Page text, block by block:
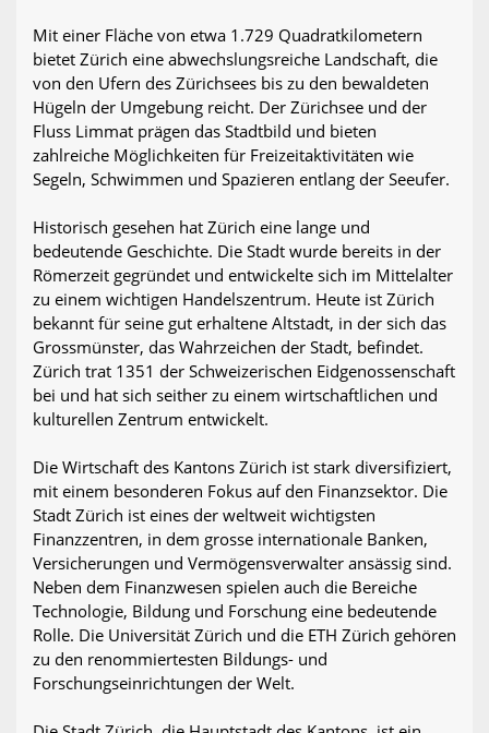
Mit einer Fläche von etwa 1.729 Quadratkilometern
bietet Zürich eine abwechslungsreiche Landschaft, die
von den Ufern des Zürichsees bis zu den bewaldeten
Hügeln der Umgebung reicht. Der Zürichsee und der
Fluss Limmat prägen das Stadtbild und bieten
zahlreiche Möglichkeiten für Freizeitaktivitäten wie
Segeln, Schwimmen und Spazieren entlang der Seeufer.
Historisch gesehen hat Zürich eine lange und
bedeutende Geschichte. Die Stadt wurde bereits in der
Römerzeit gegründet und entwickelte sich im Mittelalter
zu einem wichtigen Handelszentrum. Heute ist Zürich
bekannt für seine gut erhaltene Altstadt, in der sich das
Grossmünster, das Wahrzeichen der Stadt, befindet.
Zürich trat 1351 der Schweizerischen Eidgenossenschaft
bei und hat sich seither zu einem wirtschaftlichen und
kulturellen Zentrum entwickelt.
Die Wirtschaft des Kantons Zürich ist stark diversifiziert,
mit einem besonderen Fokus auf den Finanzsektor. Die
Stadt Zürich ist eines der weltweit wichtigsten
Finanzzentren, in dem grosse internationale Banken,
Versicherungen und Vermögensverwalter ansässig sind.
Neben dem Finanzwesen spielen auch die Bereiche
Technologie, Bildung und Forschung eine bedeutende
Rolle. Die Universität Zürich und die ETH Zürich gehören
zu den renommiertesten Bildungs- und
Forschungseinrichtungen der Welt.